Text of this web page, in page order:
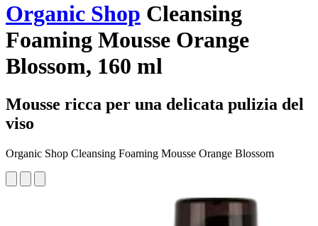
Organic Shop Cleansing
Foaming Mousse Orange
Blossom, 160 ml
Mousse ricca per una delicata pulizia del
viso
Organic Shop Cleansing Foaming Mousse Orange Blossom